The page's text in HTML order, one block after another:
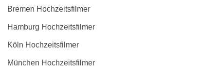
Bremen Hochzeitsfilmer
Hamburg Hochzeitsfilmer
Köln Hochzeitsfilmer
München Hochzeitsfilmer